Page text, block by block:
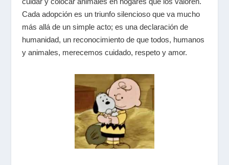
Cada adopción es un triunfo silencioso que va mucho
más allá de un simple acto; es una declaración de
humanidad, un reconocimiento de que todos, humanos
y animales, merecemos cuidado, respeto y amor.